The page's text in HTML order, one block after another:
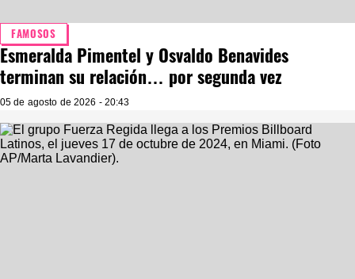
FAMOSOS
Esmeralda Pimentel y Osvaldo Benavides
terminan su relación… por segunda vez
05 de agosto de 2026 - 20:43